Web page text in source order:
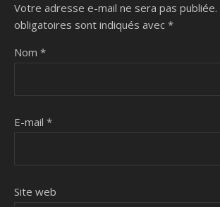
Votre adresse e-mail ne sera pas publiée.
obligatoires sont indiqués avec *
Nom *
E-mail *
Site web